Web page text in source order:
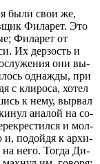
бы­ли свои же,
Фила­рет. Это
Фила­рет от
Их дер­зость и
они вы­
од­на­жды, при
с кли­ро­са, хо­тел
к нему, вы­рвал
ана­лой на со­
и мол­
и, по­дой­дя к ар­хи­
на него. То­гда Ди­